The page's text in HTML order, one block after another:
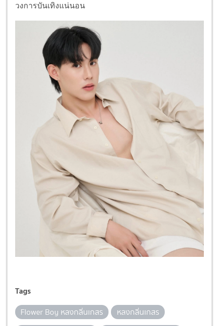
วงการบันเทิงแน่นอน
Tags
Flower Boy หลงกลิ่นเกสร
หลงกลิ่นเกสร